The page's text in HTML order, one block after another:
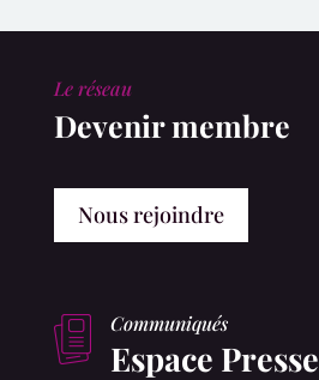
Le réseau
Devenir membre
Nous rejoindre
Communiqués
Espace Presse